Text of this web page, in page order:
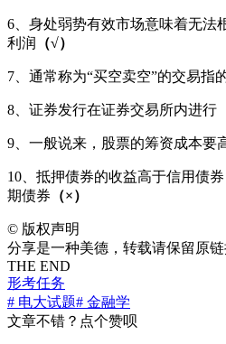
6、身处弱势有效市场意味着无法
利润
（√）
7、通常称为“买空卖空”的交易指
8、证券发行在证券交易所内进行
9、一般说来，股票的筹资成本要
10、抵押债券的收益高于信用债
期债券 （×）
© 版权声明
分享是一种美德，转载请保留原
THE END
形考任务
# 电大试题# 金融学
文章不错？点个赞呗